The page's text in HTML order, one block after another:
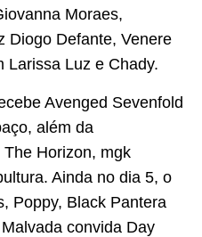
Moraes,
Diogo Defante, Venere
Larissa Luz e Chady.
Avenged Sevenfold
além da
Horizon, mgk
Ainda no dia 5, o
Poppy, Black Pantera
convida Day